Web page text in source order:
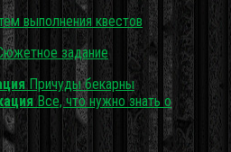
выполнения квестов
задание
Причуды бекарны
Все, что нужно знать о